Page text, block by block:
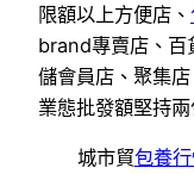
限額以上方便店、
brand專賣店、百
儲會員店、聚集
業態批發額堅持兩
城市貿包養